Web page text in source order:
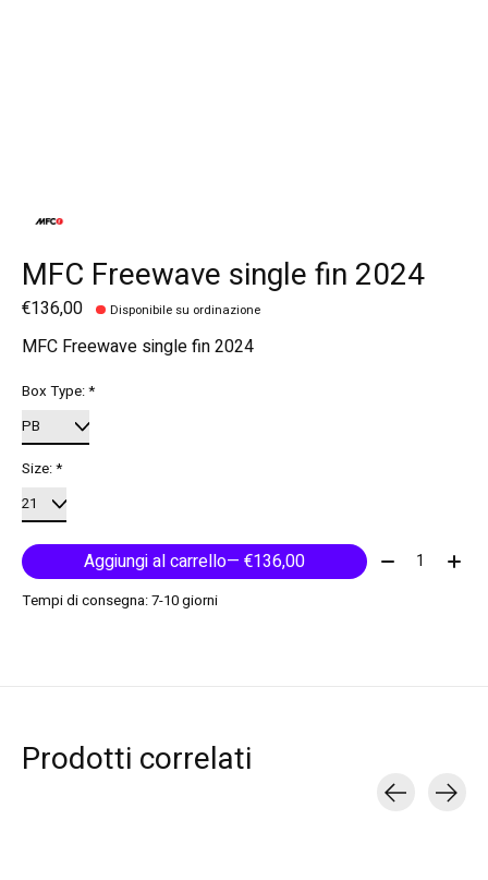
MFC Freewave single fin 2024
€136,00 Disponibile su ordinazione
MFC Freewave single fin 2024
Box Type:*
Size:*
Aggiungi al carrello — €136,00 Quantità:
Tempi di consegna: 7-10 giorni
Prodotti correlati